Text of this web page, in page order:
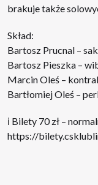
brakuje także
Skład:
Bartosz Prucnal –
Bartosz Pieszka –
Marcin Oleś –
Bartłomiej Oleś –
ℹ Bilety 70 zł –
https://